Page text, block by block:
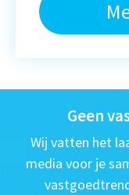
Geen
Wij vatten het
media voor je